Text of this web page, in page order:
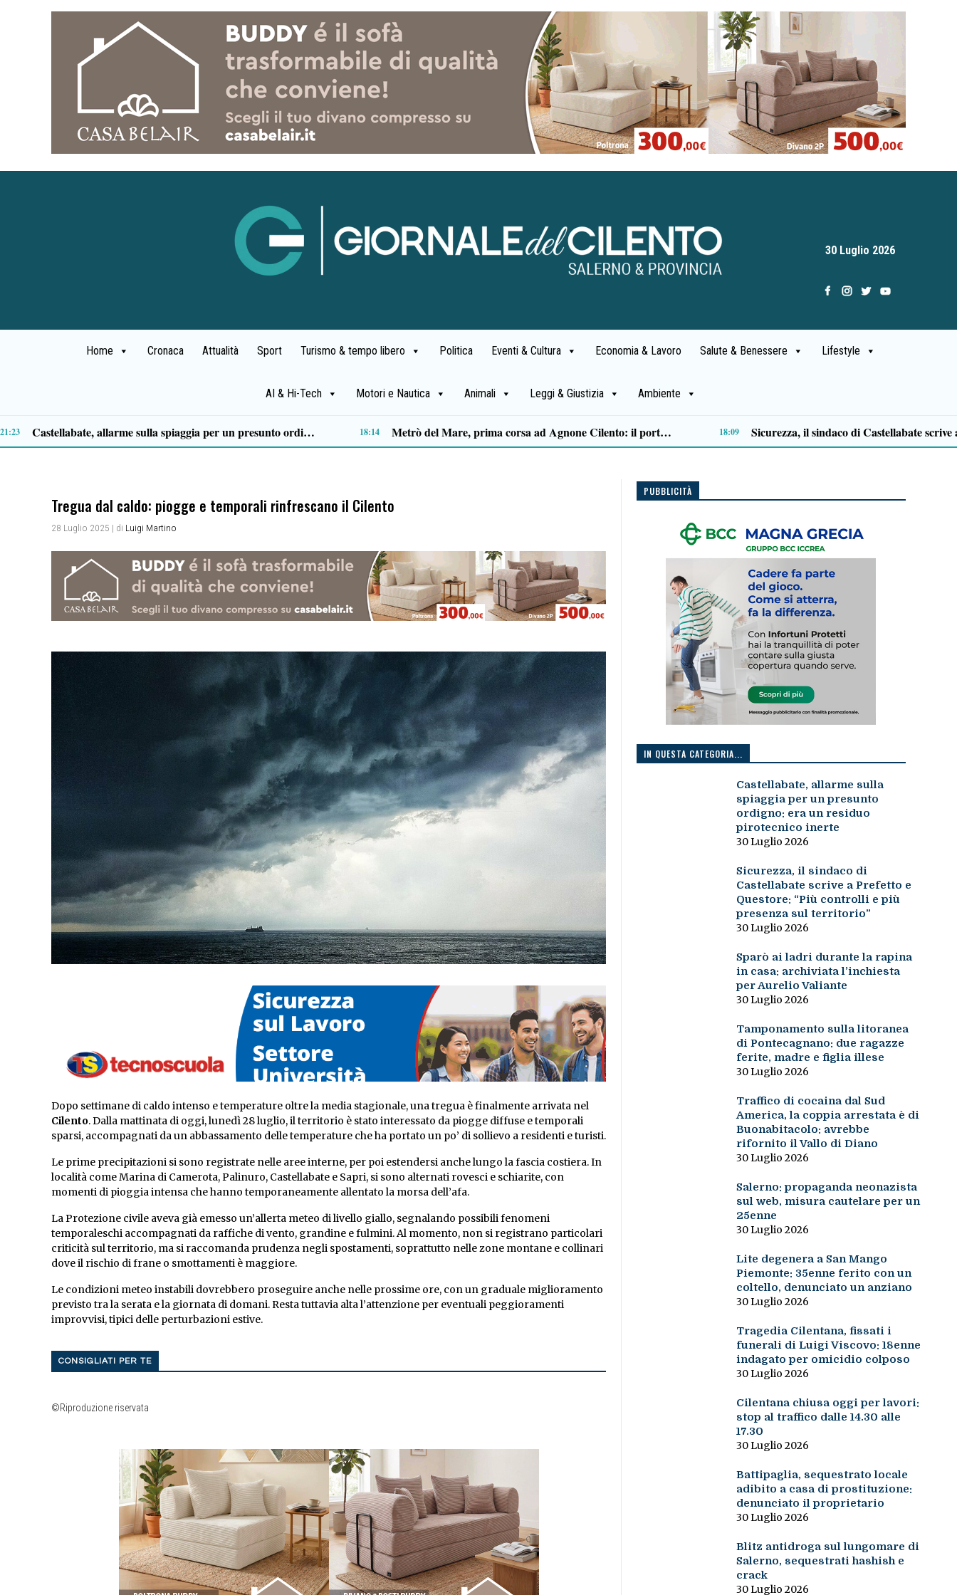
30 Luglio 2026
Home Cronaca Attualità Sport Turismo & tempo libero Politica Eventi & Cultura Economia & Lavoro Salute & Benessere Lifestyle
AI & Hi-Tech Motori e Nautica Animali Leggi & Giustizia Ambiente
Premio Terre del Bussento, si alza il sipario: stasera Roberto Fico apre l’11ª edizione 14:35 Capaccio Paestum spazio di legalità: oltre 43 ettari di beni confiscati destinati a progetti sociali 14:14 Approvazione assestamento di bilancio, M5S Campania: «Più investimenti per servizi, territori e imprese» 14:11
Tregua dal caldo: piogge e temporali rinfrescano il Cilento
28 Luglio 2025 | di Luigi Martino
Dopo settimane di caldo intenso e temperature oltre la media stagionale, una tregua è finalmente arrivata nel
Cilento. Dalla mattinata di oggi, lunedì 28 luglio, il territorio è stato interessato da piogge diffuse e temporali
sparsi, accompagnati da un abbassamento delle temperature che ha portato un po’ di sollievo a residenti e turisti.
Le prime precipitazioni si sono registrate nelle aree interne, per poi estendersi anche lungo la fascia costiera. In
località come Marina di Camerota, Palinuro, Castellabate e Sapri, si sono alternati rovesci e schiarite, con
momenti di pioggia intensa che hanno temporaneamente allentato la morsa dell’afa.
La Protezione civile aveva già emesso un’allerta meteo di livello giallo, segnalando possibili fenomeni
temporaleschi accompagnati da raffiche di vento, grandine e fulmini. Al momento, non si registrano particolari
criticità sul territorio, ma si raccomanda prudenza negli spostamenti, soprattutto nelle zone montane e collinari
dove il rischio di frane o smottamenti è maggiore.
Le condizioni meteo instabili dovrebbero proseguire anche nelle prossime ore, con un graduale miglioramento
previsto tra la serata e la giornata di domani. Resta tuttavia alta l’attenzione per eventuali peggioramenti
improvvisi, tipici delle perturbazioni estive.
CONSIGLIATI PER TE
©Riproduzione riservata
PUBBLICITÀ
IN QUESTA CATEGORIA...
Castellabate, allarme sulla
spiaggia per un presunto
ordigno: era un residuo
pirotecnico inerte
30 Luglio 2026
Sicurezza, il sindaco di
Castellabate scrive a Prefetto e
Questore: “Più controlli e più
presenza sul territorio”
30 Luglio 2026
Sparò ai ladri durante la rapina
in casa: archiviata l’inchiesta
per Aurelio Valiante
30 Luglio 2026
Tamponamento sulla litoranea
di Pontecagnano: due ragazze
ferite, madre e figlia illese
30 Luglio 2026
Traffico di cocaina dal Sud
America, la coppia arrestata è di
Buonabitacolo: avrebbe
rifornito il Vallo di Diano
30 Luglio 2026
Salerno: propaganda neonazista
sul web, misura cautelare per un
25enne
30 Luglio 2026
Lite degenera a San Mango
Piemonte: 35enne ferito con un
coltello, denunciato un anziano
30 Luglio 2026
Tragedia Cilentana, fissati i
funerali di Luigi Viscovo: 18enne
indagato per omicidio colposo
30 Luglio 2026
Cilentana chiusa oggi per lavori:
stop al traffico dalle 14.30 alle
17.30
30 Luglio 2026
Battipaglia, sequestrato locale
adibito a casa di prostituzione:
denunciato il proprietario
30 Luglio 2026
Blitz antidroga sul lungomare di
Salerno, sequestrati hashish e
crack
30 Luglio 2026